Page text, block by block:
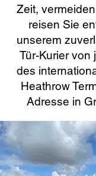
Zeit,
reisen Sie
unserem
Tür-Kurier von
des
Heathrow
Adresse in